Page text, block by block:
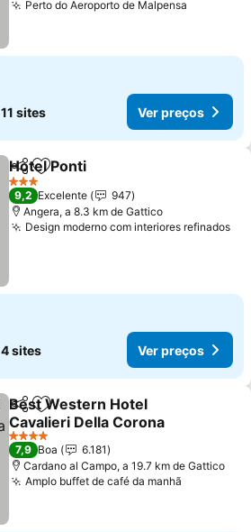
Perto do Aeroporto de Malpensa
11 sites Ver preços
PartilharAdicionar aos favoritos
Hotel Ponti
3 Estrelas
9,2 Excelente
947
Angera, a 8.3 km de Gattico
Design moderno com interiores refinados
4 sites Ver preços
PartilharAdicionar aos favoritos
Best Western Hotel
Cavalieri Della Corona
4 Estrelas
7,9 Boa
6.181
Cardano al Campo, a 19.7 km de Gattico
Amplo buffet de café da manhã